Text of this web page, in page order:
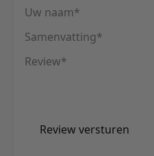
Uw naam
Samenvatting
Review
Review versturen